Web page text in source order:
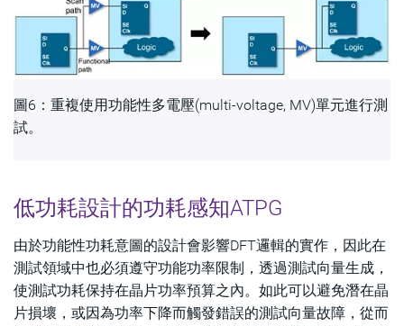
圖6：重複使用功能性多電壓(multi-voltage, MV)單元進行測
試。
低功耗設計的功耗感知ATPG
由於功能性功耗意圖的設計會影響DFT邏輯的實作，因此在
測試領域中也必須遵守功能功率限制，透過測試向量生成，
使測試功耗保持在晶片功率預算之內。如此可以避免潛在晶
片損壞，或因為功率下降而觸發錯誤的測試向量故障，從而